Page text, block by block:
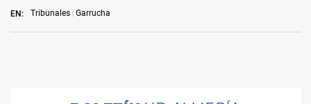
EN: Tribunales Garrucha